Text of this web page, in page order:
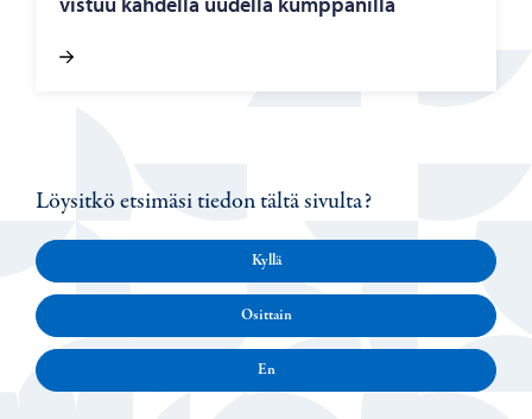
Löysitkö etsimäsi tiedon tältä sivulta?
Kyllä
Osittain
En